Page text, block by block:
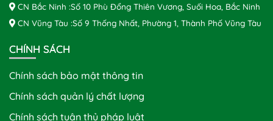
CN Bắc Ninh :Số 10 Phù Đổng Thiên Vương, Suối Hoa, Bắc Ninh
CN Vũng Tàu :Số 9 Thống Nhất, Phường 1, Thành Phố Vũng Tàu
CHÍNH SÁCH
Chính sách bảo mật thông tin
Chính sách quản lý chất lượng
Chính sách tuân thủ pháp luật